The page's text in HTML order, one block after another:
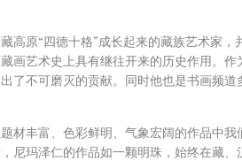
高原“四德十格”成长起来的藏族艺术家
画艺术史上具有继往开来的历史作用。
了不可磨灭的贡献。同时他也是书画频
材丰富、色彩鲜明、气象宏阔的作品中
尼玛泽仁的作品如一颗明珠，始终在藏